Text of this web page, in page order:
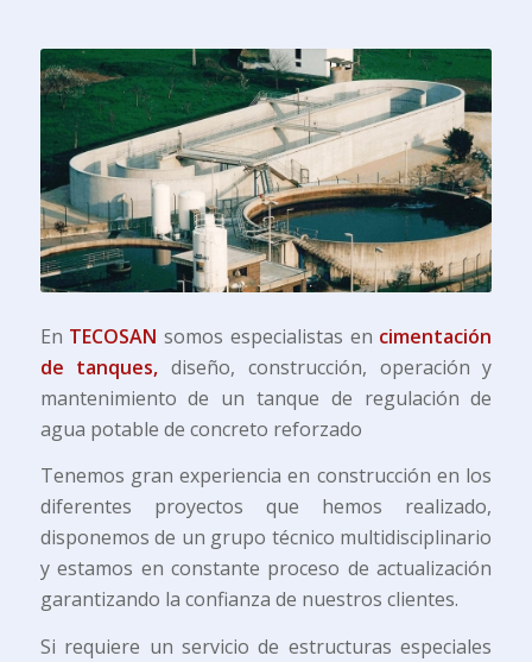
En TECOSAN somos especialistas en cimentación
de tanques,diseño, construcción, operación y
mantenimiento de un tanque de regulación de
agua potable de concreto reforzado
Tenemos gran experiencia en construcción en los
diferentes proyectos que hemos realizado,
disponemos de un grupo técnico multidisciplinario
y estamos en constante proceso de actualización
garantizando la confianza de nuestros clientes.
Si requiere un servicio de estructuras especiales